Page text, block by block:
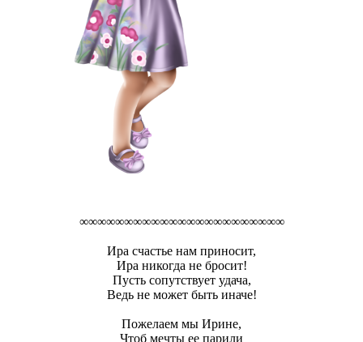
∞∞∞∞∞∞∞∞∞∞∞∞∞∞∞∞∞∞∞∞∞∞∞
Ира счастье нам приносит,
Ира никогда не бросит!
Пусть сопутствует удача,
Ведь не может быть иначе!
Пожелаем мы Ирине,
Чтоб мечты ее парили